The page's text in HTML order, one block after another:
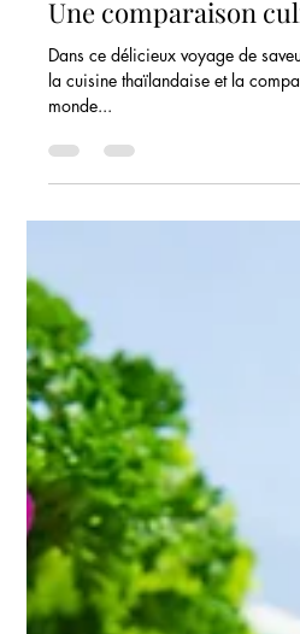
Cuisine thaïlandaise
Une comparaison
Dans ce délicieux voyage de
la cuisine thaïlandaise et la
monde...